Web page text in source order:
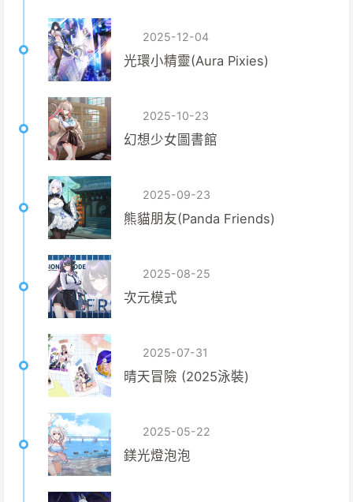
2025-12-04
光環小精靈(Aura Pixies)
2025-10-23
幻想少女圖書館
2025-09-23
熊貓朋友(Panda Friends)
2025-08-25
次元模式
2025-07-31
晴天冒險 (2025泳裝)
2025-05-22
鎂光燈泡泡